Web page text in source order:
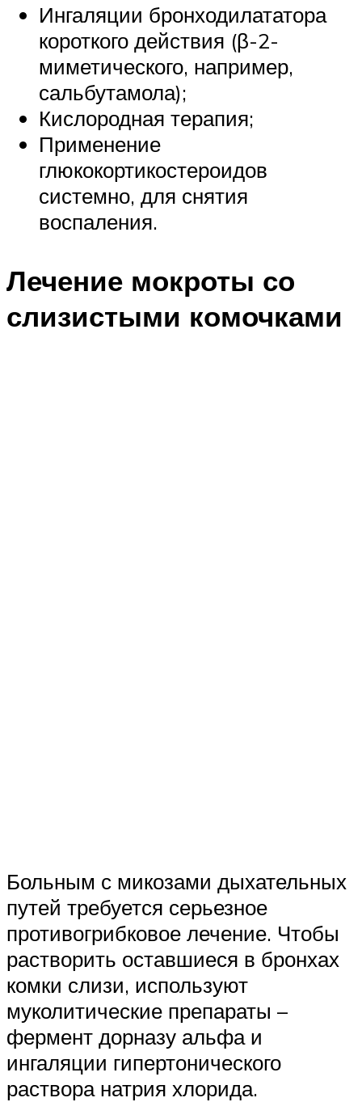
Ингаляции бронходилататора
короткого действия (β-2-
миметического, например,
сальбутамола);
Кислородная терапия;
Применение
глюкокортикостероидов
системно, для снятия
воспаления.
Лечение мокроты со
слизистыми комочками
Больным с микозами дыхательных
путей требуется серьезное
противогрибковое лечение. Чтобы
растворить оставшиеся в бронхах
комки слизи, используют
муколитические препараты –
фермент дорназу альфа и
ингаляции гипертонического
раствора натрия хлорида.